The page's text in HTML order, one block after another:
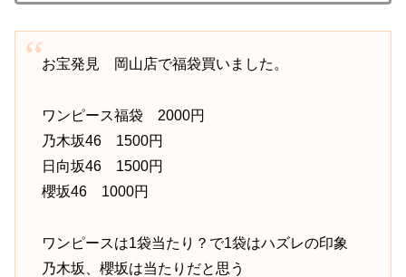
お宝発見 岡山店で福袋買いました。
ワンピース福袋 2000円
乃木坂46 1500円
日向坂46 1500円
櫻坂46 1000円
ワンピースは1袋当たり？で1袋はハズレの印象
乃木坂、櫻坂は当たりだと思う